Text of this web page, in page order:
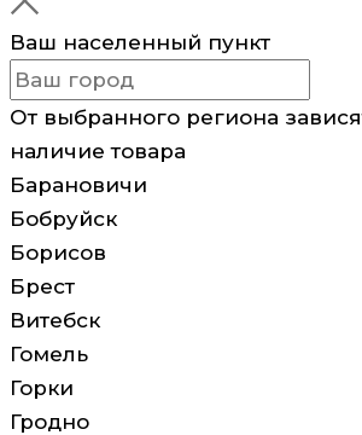
Ваш населенный пункт
От выбранного региона
наличие товара
Барановичи
Бобруйск
Борисов
Брест
Витебск
Гомель
Горки
Гродно